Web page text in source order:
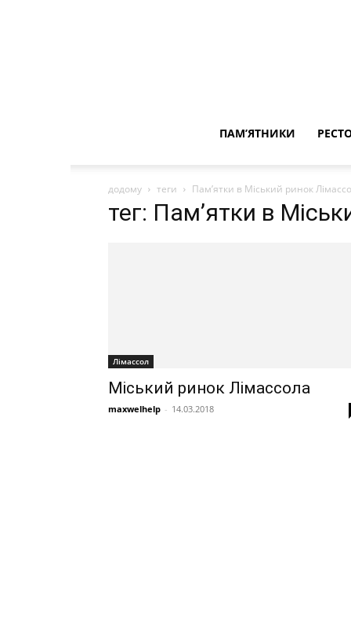
ПАМ’ЯТНИКИ
додому теги Пам’ятки в Міський ринок
тег: Пам’ятки в
Лімассол
Міський ринок Лімассола
maxwelhelp - 14.03.2018